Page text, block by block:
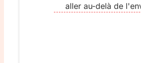
aller au-delà de